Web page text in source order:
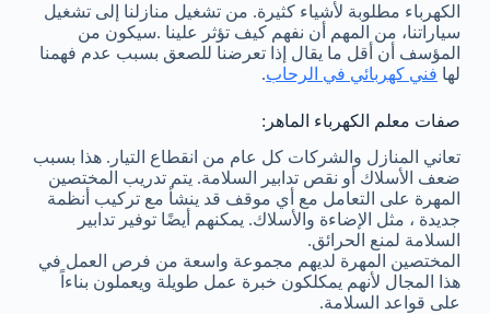
الكهرباء مطلوبة لأشياء كثيرة. من تشغيل منازلنا إلى تشغيل
سياراتنا، من المهم أن نفهم كيف تؤثر علينا .سيكون من
المؤسف أن أقل ما يقال إذا تعرضنا للصعق بسبب عدم فهمنا
لها فني كهربائي في الرحاب.
صفات معلم الكهرباء الماهر:
تعاني المنازل والشركات كل عام من انقطاع التيار. هذا بسبب
ضعف الأسلاك أو نقص تدابير السلامة. يتم تدريب المختصين
المهرة على التعامل مع أي موقف قد ينشأ مع تركيب أنظمة
جديدة ، مثل الإضاءة والأسلاك. يمكنهم أيضًا توفير تدابير
السلامة لمنع الحرائق.
المختصين المهرة لديهم مجموعة واسعة من فرص العمل في
هذا المجال لأنهم يمكلكون خبرة عمل طويلة ويعملون بناءاً
على قواعد السلامة.